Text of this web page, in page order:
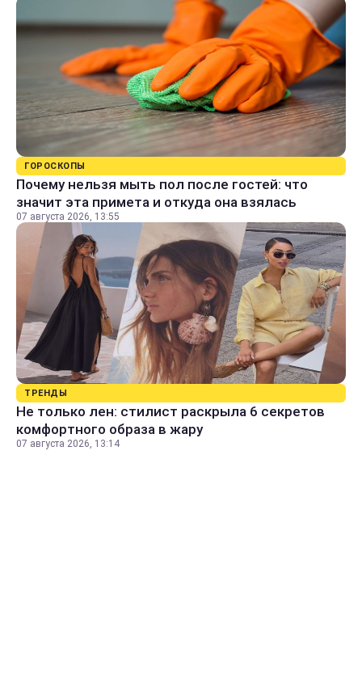
ГОРОСКОПЫ
Почему нельзя мыть пол после гостей: что
значит эта примета и откуда она взялась
07 августа 2026, 13:55
ТРЕНДЫ
Не только лен: стилист раскрыла 6 секретов
комфортного образа в жару
07 августа 2026, 13:14